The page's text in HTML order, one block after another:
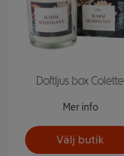
Doftljus box Colette
Mer info
Välj butik